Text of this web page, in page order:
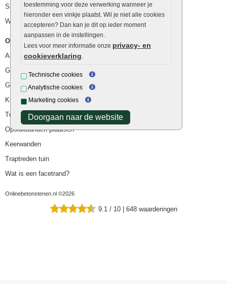
toestemming voor deze verwerking wanneer je
hieronder een vinkje plaatst. Wil je niet alle cookies
accepteren? Dan kan je dit op ieder moment
aanpassen in de instellingen.
Lees voor meer informatie onze privacy- en
cookieverklaring.
Technische cookies
Analytische cookies
Marketing cookies
Doorgaan naar de website
Siergrind en siersplit
Waterafvoer
Overig
Aanbiedingen
Goedkope bestrating
Goedkope tuintegels
Kunstgras
Tuintegels outlet
Opsluitbanden plaatsen
Keerwanden
Traptreden tuin
Wat is een facetrand?
Onlinebetonstenen.nl ©2026
9.1 / 10 | 648 waarderingen